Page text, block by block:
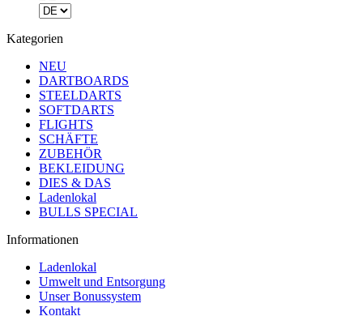
Kategorien
NEU
DARTBOARDS
STEELDARTS
SOFTDARTS
FLIGHTS
SCHÄFTE
ZUBEHÖR
BEKLEIDUNG
DIES & DAS
Ladenlokal
BULLS SPECIAL
Informationen
Ladenlokal
Umwelt und Entsorgung
Unser Bonussystem
Kontakt